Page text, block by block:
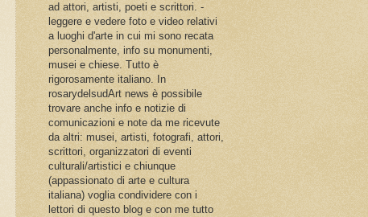
ad attori, artisti, poeti e scrittori. -
leggere e vedere foto e video relativi
a luoghi d'arte in cui mi sono recata
personalmente, info su monumenti,
musei e chiese. Tutto è
rigorosamente italiano. In
rosarydelsudArt news è possibile
trovare anche info e notizie di
comunicazioni e note da me ricevute
da altri: musei, artisti, fotografi, attori,
scrittori, organizzatori di eventi
culturali/artistici e chiunque
(appassionato di arte e cultura
italiana) voglia condividere con i
lettori di questo blog e con me tutto